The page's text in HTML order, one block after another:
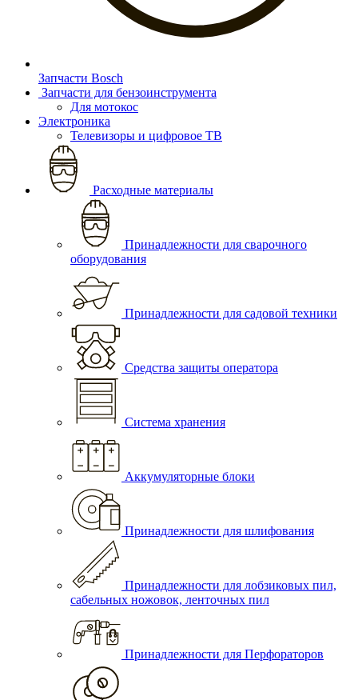
Запчасти Bosch
Запчасти для бензоинструмента
Для мотокос
Электроника
Телевизоры и цифровое ТВ
Расходные материалы
Принадлежности для сварочного
оборудования
Принадлежности для садовой техники
Средства защиты оператора
Система хранения
Аккумуляторные блоки
Принадлежности для шлифования
Принадлежности для лобзиковых пил,
сабельных ножовок, ленточных пил
Принадлежности для Перфораторов